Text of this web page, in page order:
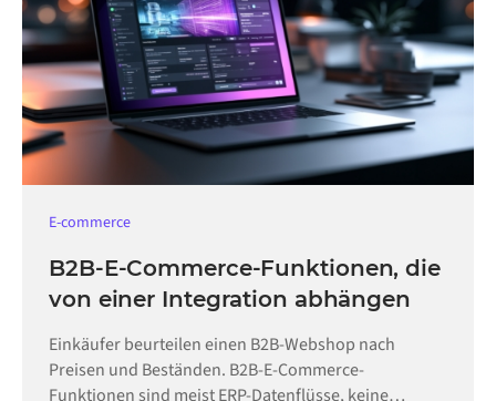
E-commerce
B2B-E-Commerce-Funktionen, die
von einer Integration abhängen
Einkäufer beurteilen einen B2B-Webshop nach
Preisen und Beständen. B2B-E-Commerce-
Funktionen sind meist ERP-Datenflüsse, keine